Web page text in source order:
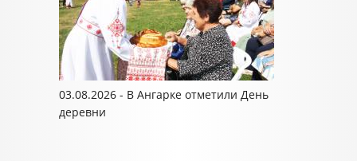
03.08.2026 - В Ангарке отметили День
деревни